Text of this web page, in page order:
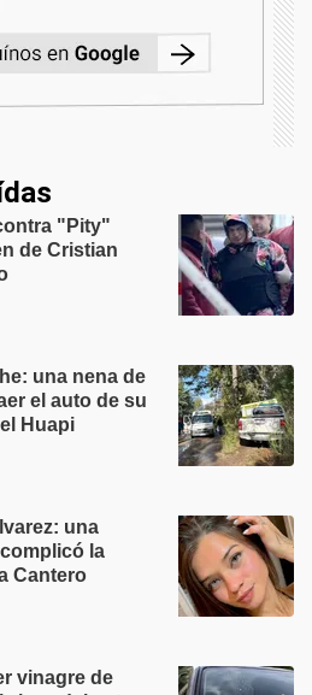
"Pity"
de Cristian
una nena de
el auto de su
Huapi
una
la
Cantero
vinagre de